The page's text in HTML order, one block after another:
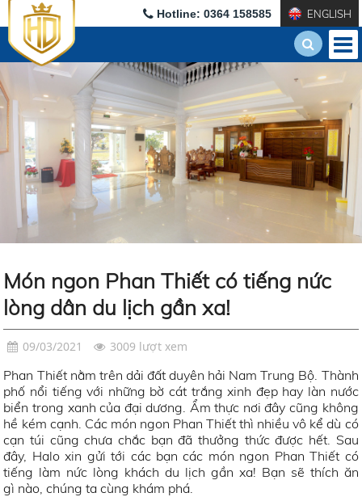
Hotline: 0364 158585 ENGLISH
Món ngon Phan Thiết có tiếng nức
lòng dân du lịch gần xa!
09/03/2021 3009 lượt xem
Phan Thiết nằm trên dải đất duyên hải Nam Trung Bộ. Thành
phố nổi tiếng với những bờ cát trắng xinh đẹp hay làn nước
biển trong xanh của đại dương. Ẩm thực nơi đây cũng không
hề kém cạnh. Các món ngon Phan Thiết thì nhiều vô kể dù có
cạn túi cũng chưa chắc bạn đã thưởng thức được hết. Sau
đây, Halo xin gửi tới các bạn các món ngon Phan Thiết có
tiếng làm nức lòng khách du lịch gần xa! Bạn sẽ thích ăn
gì nào, chúng ta cùng khám phá.